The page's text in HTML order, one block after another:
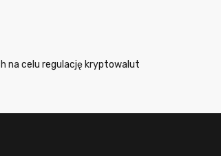
na celu regulację kryptowalut